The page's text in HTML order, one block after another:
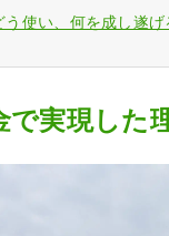
う使い、何を成し遂げ
で実現した